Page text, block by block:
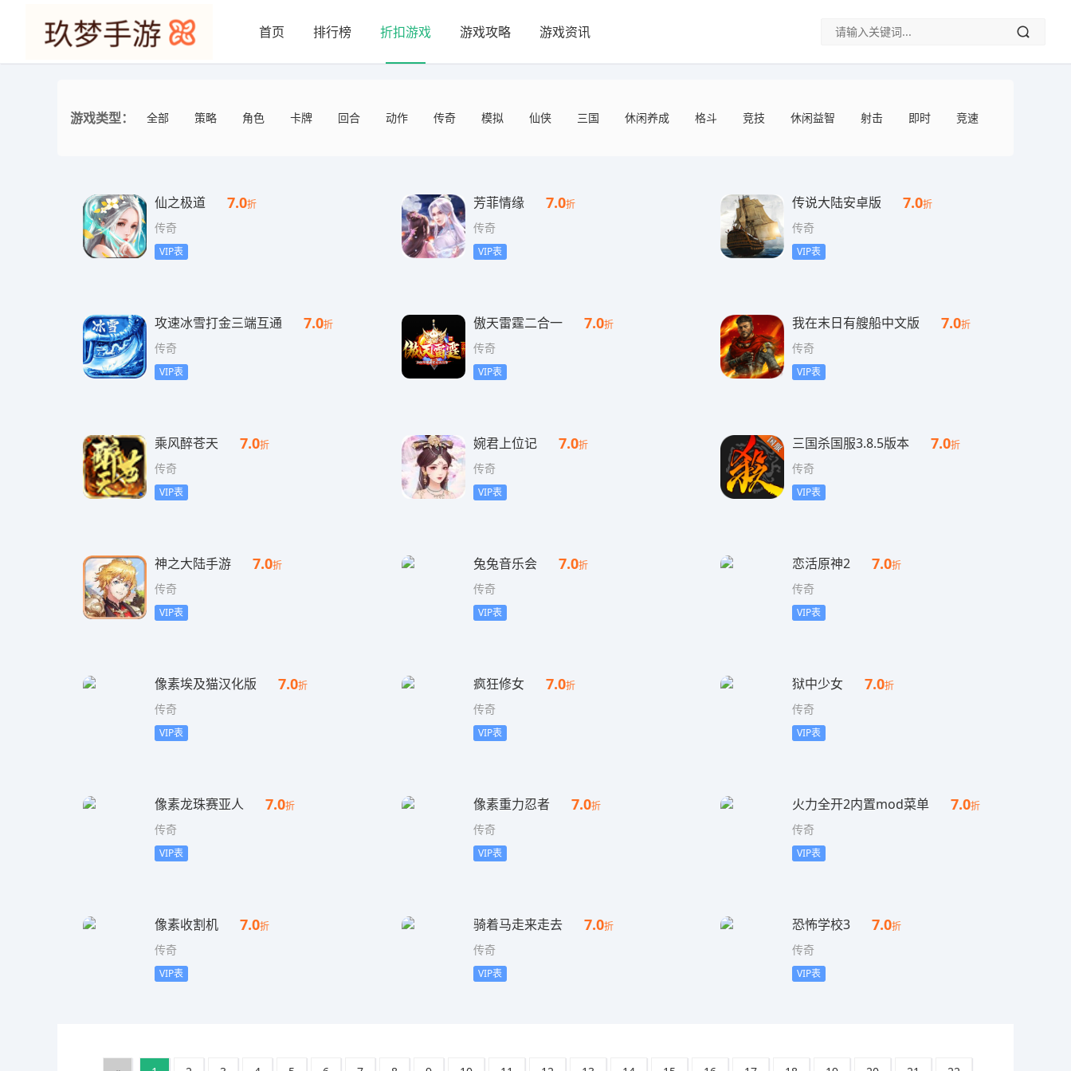
首页 排行榜 折扣游戏 游戏攻略 游戏资讯
游戏类型： 全部 策略 角色 卡牌 回合 动作 传奇 模拟 仙侠 三国 休闲养成 格斗 竞技 休闲益智 射击 即时 竞速
仙之极道 7.0折
传奇
VIP表
芳菲情缘 7.0折
传奇
VIP表
传说大陆安卓版 7.0折
传奇
VIP表
攻速冰雪打金三端互通 7.0折
传奇
VIP表
傲天雷霆二合一 7.0折
传奇
VIP表
我在末日有艘船中文版 7.0折
传奇
VIP表
乘风醉苍天 7.0折
传奇
VIP表
婉君上位记 7.0折
传奇
VIP表
三国杀国服3.8.5版本 7.0折
传奇
VIP表
神之大陆手游 7.0折
传奇
VIP表
兔兔音乐会 7.0折
传奇
VIP表
恋活原神2 7.0折
传奇
VIP表
像素埃及猫汉化版 7.0折
传奇
VIP表
疯狂修女 7.0折
传奇
VIP表
狱中少女 7.0折
传奇
VIP表
像素龙珠赛亚人 7.0折
传奇
VIP表
像素重力忍者 7.0折
传奇
VIP表
火力全开2内置mod菜单 7.0折
传奇
VIP表
像素收割机 7.0折
传奇
VIP表
骑着马走来走去 7.0折
传奇
VIP表
恐怖学校3 7.0折
传奇
VIP表